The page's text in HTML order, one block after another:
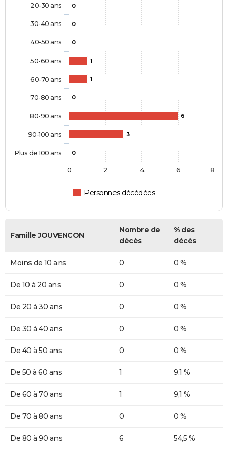
0
0
0
1
1
0
6
3
0
Personnes décédées
20-30 ans
30-40 ans
40-50 ans
50-60 ans
60-70 ans
70-80 ans
80-90 ans
90-100 ans
Plus de 100 ans
0 2 4 6 8
Famille JOUVENCON
Nombre de
décès
% des
décès
Moins de 10 ans 0 0 %
De 10 à 20 ans 0 0 %
De 20 à 30 ans 0 0 %
De 30 à 40 ans 0 0 %
De 40 à 50 ans 0 0 %
De 50 à 60 ans 1 9,1 %
De 60 à 70 ans 1 9,1 %
De 70 à 80 ans 0 0 %
De 80 à 90 ans 6 54,5 %